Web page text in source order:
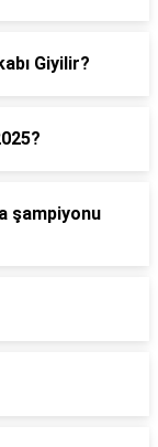
Giyilir?
şampiyonu